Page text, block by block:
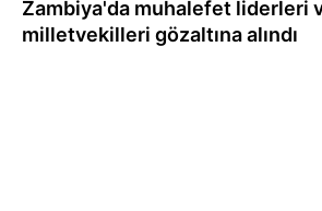
Zambiya'da muhalefet liderleri
milletvekilleri gözaltına alındı